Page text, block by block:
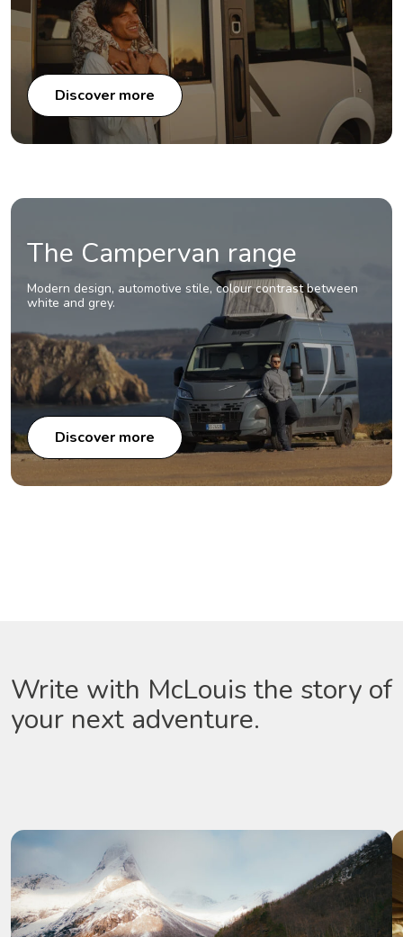
Discover more
The Campervan range
Modern design, automotive stile, colour contrast between
white and grey.
Discover more
Write with McLouis the story of
your next adventure.